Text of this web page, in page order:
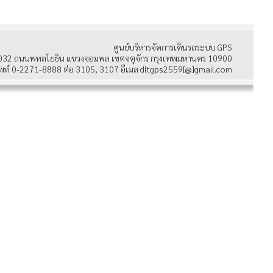
ศูนย์บริหารจัดการเดินรถระบบ GPS
ถนนพหลโยธิน แขวงจอมพล เขตจตุจักร กรุงเทพมหานคร 10900
ท์ 0-2271-8888 ต่อ 3105, 3107 อีเมล dltgps2559[@]gmail.com